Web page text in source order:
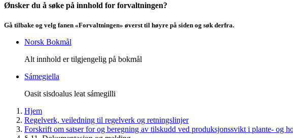
Ønsker du å søke på innhold for forvaltningen?
Gå tilbake og velg fanen «Forvaltningen» øverst til høyre på siden og søk derfra.
Norsk Bokmål
Alt innhold er tilgjengelig på bokmål
Sámegiella
Oasit sisdoalus leat sámegilli
Hjem
Regelverk, veiledning til regelverk og retningslinjer
Forskrift om satser for og beregning av tilskudd ved produksjonssvikt i plante- og